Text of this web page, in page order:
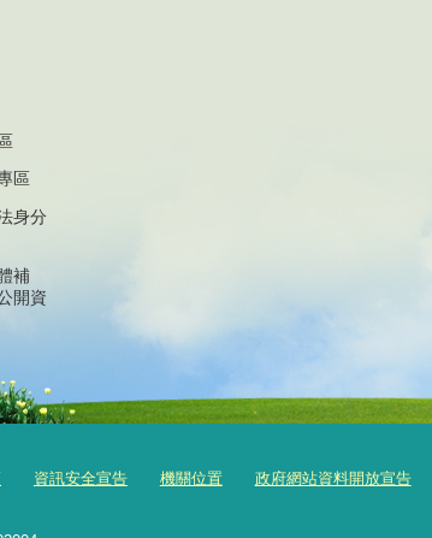
區
身分
補
開資
資訊安全宣告 機關位置 政府網站資料開放宣告